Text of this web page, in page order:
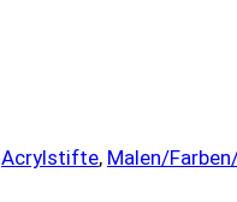
Acrylstifte, Malen/